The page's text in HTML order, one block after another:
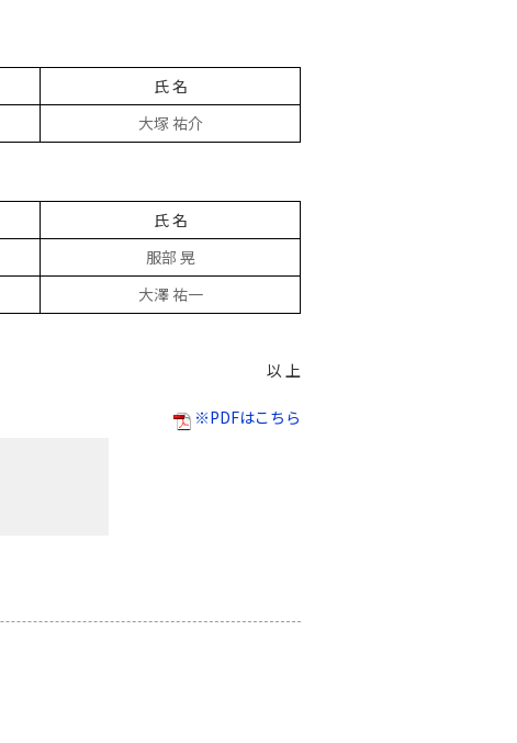
氏 名
大塚 祐介
氏 名
服部 晃
大澤 祐一
以 上
※PDFはこちら